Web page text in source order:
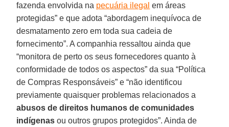
fazenda envolvida na pecuária ilegal em áreas
protegidas” e que adota “abordagem inequívoca de
desmatamento zero em toda sua cadeia de
fornecimento”. A companhia ressaltou ainda que
“monitora de perto os seus fornecedores quanto à
conformidade de todos os aspectos” da sua “Política
de Compras Responsáveis” e “não identificou
previamente quaisquer problemas relacionados a
abusos de direitos humanos de comunidades
indígenas ou outros grupos protegidos”. Ainda de